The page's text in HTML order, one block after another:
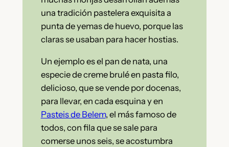
una tradición pastelera exquisita a
punta de yemas de huevo, porque las
claras se usaban para hacer hostias.
Un ejemplo es el pan de nata, una
especie de creme brulé en pasta filo,
delicioso, que se vende por docenas,
para llevar, en cada esquina y en
Pasteis de Belem, el más famoso de
todos, con fila que se sale para
comerse unos seis, se acostumbra